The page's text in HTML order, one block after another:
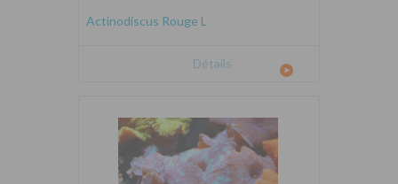
Actinodiscus Rouge L
Détails